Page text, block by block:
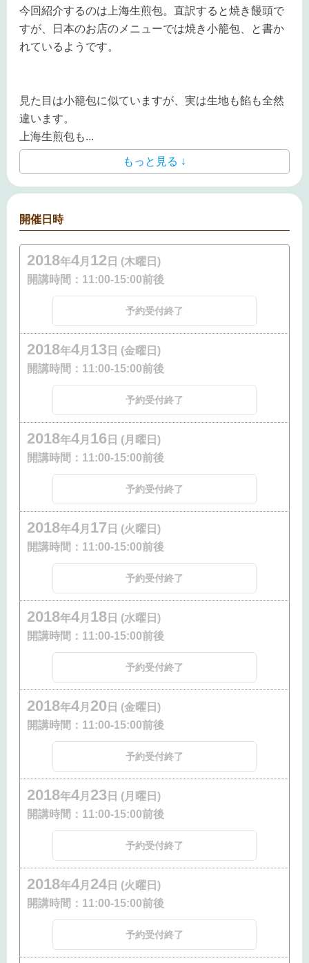
今回紹介するのは上海生煎包。直訳すると焼き饅頭で
すが、日本のお店のメニューでは焼き小籠包、と書か
れているようです。
見た目は小籠包に似ていますが、実は生地も餡も全然
違います。
上海生煎包も...
もっと見る ↓
開催日時
2018年4月 12 日 (木曜日)
開講時間： 11:00-15:00前後
予約受付終了
2018年4月 13 日 (金曜日)
開講時間： 11:00-15:00前後
予約受付終了
2018年4月 16 日 (月曜日)
開講時間： 11:00-15:00前後
予約受付終了
2018年4月 17 日 (火曜日)
開講時間： 11:00-15:00前後
予約受付終了
2018年4月 18 日 (水曜日)
開講時間： 11:00-15:00前後
予約受付終了
2018年4月 20 日 (金曜日)
開講時間： 11:00-15:00前後
予約受付終了
2018年4月 23 日 (月曜日)
開講時間： 11:00-15:00前後
予約受付終了
2018年4月 24 日 (火曜日)
開講時間： 11:00-15:00前後
予約受付終了